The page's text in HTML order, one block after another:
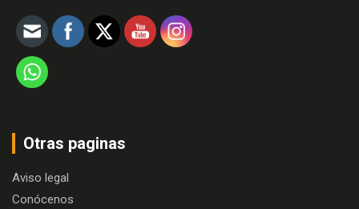
Otras paginas
Aviso legal
Conócenos